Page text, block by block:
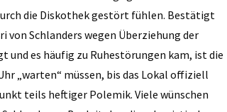
die Diskothek gestört fühlen. Bestätigt
Schlanders wegen Überziehung der
und es häufig zu Ruhestörungen kam, ist die
„warten“ müssen, bis das Lokal offiziell
teils heftiger Polemik. Viele wünschen